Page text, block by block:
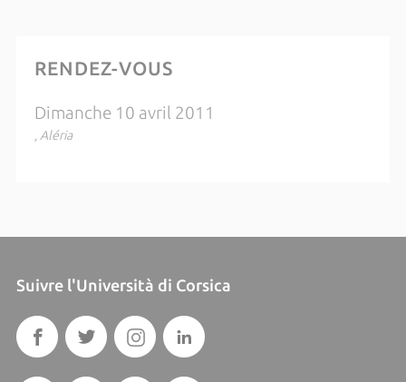
RENDEZ-VOUS
Dimanche 10 avril 2011
, Aléria
Suivre l'Università di Corsica